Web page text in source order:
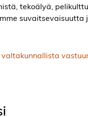
tekoälyä,
suvaitsevaisuutta
valtakunnallista